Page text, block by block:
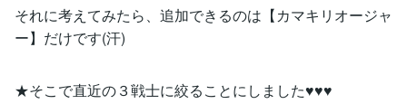
それに考えてみたら、追加できるのは【カマキリオージャ
ー】だけです(汗)
★そこで直近の３戦士に絞ることにしました♥♥♥